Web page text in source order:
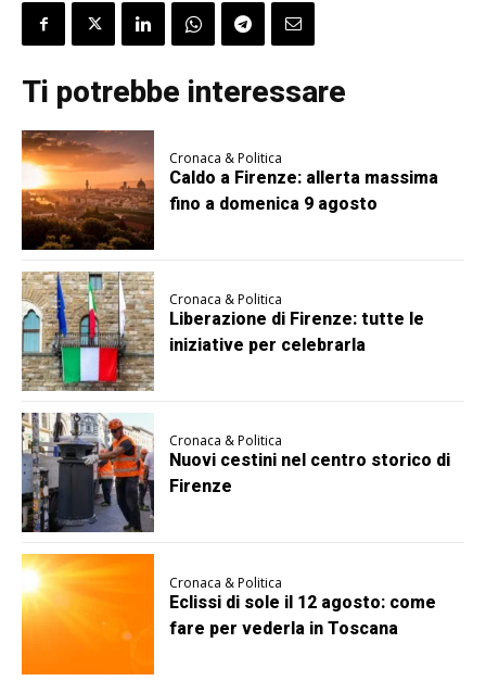
Ti potrebbe interessare
Cronaca & Politica
Caldo a Firenze: allerta massima
fino a domenica 9 agosto
Cronaca & Politica
Liberazione di Firenze: tutte le
iniziative per celebrarla
Cronaca & Politica
Nuovi cestini nel centro storico di
Firenze
Cronaca & Politica
Eclissi di sole il 12 agosto: come
fare per vederla in Toscana